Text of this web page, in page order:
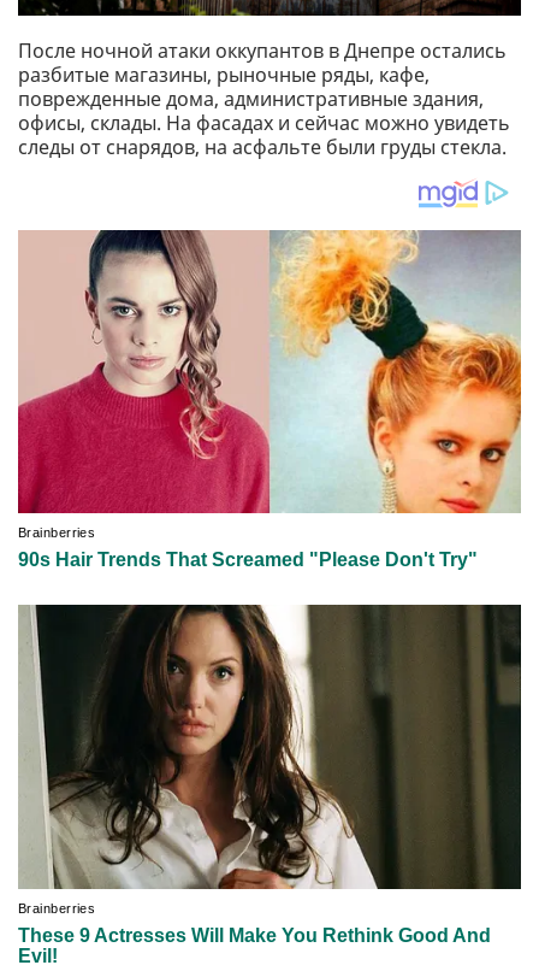
После ночной атаки оккупантов в Днепре остались
разбитые магазины, рыночные ряды, кафе,
поврежденные дома, административные здания,
офисы, склады. На фасадах и сейчас можно увидеть
следы от снарядов, на асфальте были груды стекла.